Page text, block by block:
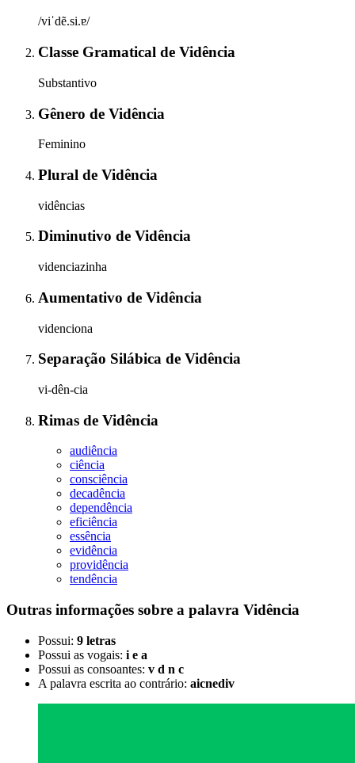
/viˈdẽ.si.ɐ/
Classe Gramatical de Vidência
Substantivo
Gênero de Vidência
Feminino
Plural de Vidência
vidências
Diminutivo de Vidência
videnciazinha
Aumentativo de Vidência
videnciona
Separação Silábica de Vidência
vi-dên-cia
Rimas de Vidência
audiência
ciência
consciência
decadência
dependência
eficiência
essência
evidência
providência
tendência
Outras informações sobre a palavra Vidência
Possui: 9 letras
Possui as vogais: i e a
Possui as consoantes: v d n c
A palavra escrita ao contrário: aicnediv